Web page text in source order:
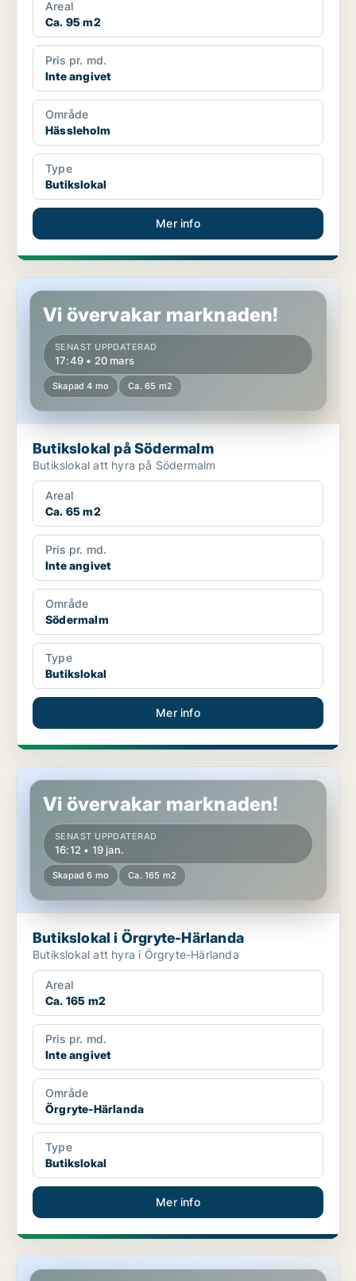
Areal
Ca. 95 m2
Pris pr. md.
Inte angivet
Område
Hässleholm
Type
Butikslokal
Mer info
Butikslokal på Södermalm
Vi övervakar marknaden!
SENAST UPPDATERAD
17:49 • 20 mars
Skapad 4 mo Ca. 65 m2
Butikslokal på Södermalm
Butikslokal att hyra på Södermalm
Areal
Ca. 65 m2
Pris pr. md.
Inte angivet
Område
Södermalm
Type
Butikslokal
Mer info
Butikslokal i Örgryte-Härlanda
Vi övervakar marknaden!
SENAST UPPDATERAD
16:12 • 19 jan.
Skapad 6 mo Ca. 165 m2
Butikslokal i Örgryte-Härlanda
Butikslokal att hyra i Örgryte-Härlanda
Areal
Ca. 165 m2
Pris pr. md.
Inte angivet
Område
Örgryte-Härlanda
Type
Butikslokal
Mer info
Butikslokal på Östermalm